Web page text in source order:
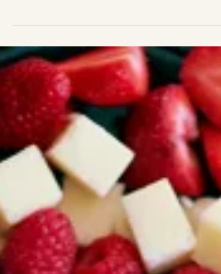
別的地方就是，每個英雄都有自己的特徵，看一眼
簡單的步驟，讓寶貝們化身成超級英雄! 簡單易懂
教學影片（不會英文也秒懂！）...